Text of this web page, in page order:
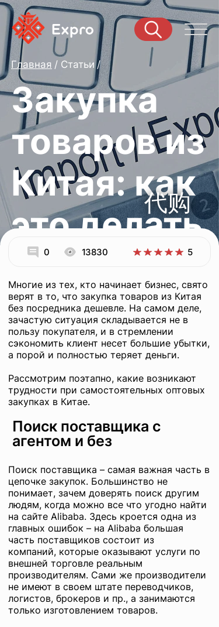
代购
Главная Статьи
Закупка
товаров из
Китая: как
это делать
правильно
0 13830 5
Многие из тех, кто начинает бизнес, свято
верят в то, что закупка товаров из Китая
без посредника дешевле. На самом деле,
зачастую ситуация складывается не в
пользу покупателя, и в стремлении
сэкономить клиент несет большие убытки,
а порой и полностью теряет деньги.
Рассмотрим поэтапно, какие возникают
трудности при самостоятельных оптовых
закупках в Китае.
Поиск поставщика с
агентом и без
Поиск поставщика – самая важная часть в
цепочке закупок. Большинство не
понимает, зачем доверять поиск другим
людям, когда можно все что угодно найти
на сайте Alibaba. Здесь кроется одна из
главных ошибок – на Alibaba большая
часть поставщиков состоит из
компаний, которые оказывают услуги по
внешней торговле реальным
производителям. Сами же производители
не имеют в своем штате переводчиков,
логистов, брокеров и пр., а занимаются
только изготовлением товаров.